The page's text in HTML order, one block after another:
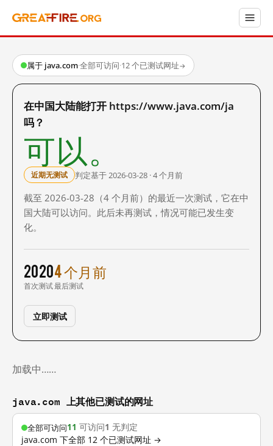
属于 java.com·全部可访问·12 个已测试网址→
在中国大陆能打开 https://www.java.com/ja
吗？
可以。
近期无测试 判定基于 2026-03-28 · 4 个月前
截至 2026-03-28（4 个月前）的最近一次测试，它在中
国大陆可以访问。此后未再测试，情况可能已发生变
化。
2020
首次测试
4 个月前
最后测试
立即测试
加载中……
java.com 上其他已测试的网址
全部可访问11 可访问1 无判定
java.com 下全部 12 个已测试网址 →